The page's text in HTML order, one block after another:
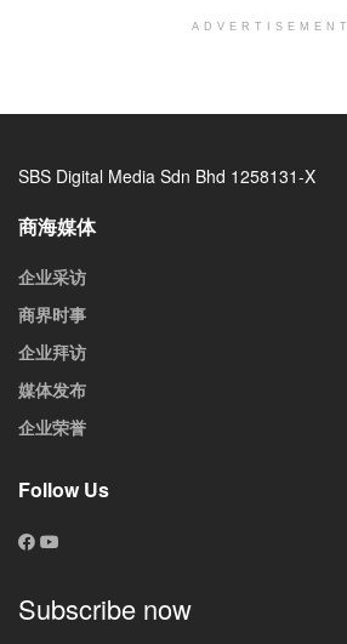
ADVERTISEMENT
SBS Digital Media Sdn Bhd 1258131-X
商海媒体
企业采访
商界时事
企业拜访
媒体发布
企业荣誉
Follow Us
Subscribe now